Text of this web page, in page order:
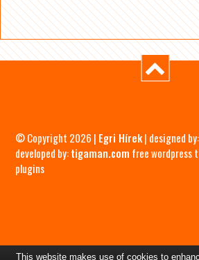
© Copyright 2026 | Egri Hírek| designed by:
developed by:tigaman.com free wordpress
plugins
This website makes use of cookies to